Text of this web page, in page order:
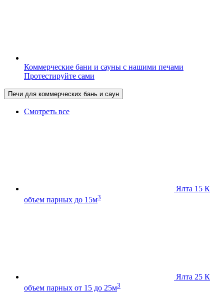
Коммерческие бани и сауны с нашими печами
Протестируйте сами
Печи для коммерческих бань и саун
Смотреть все
Ялта 15 К
объем парных до 15м3
Ялта 25 К
объем парных от 15 до 25м3